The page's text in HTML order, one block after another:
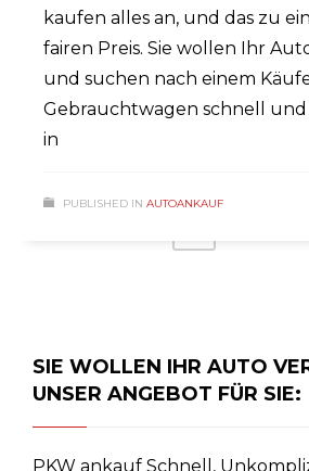
kaufen alles an, und das zu
fairen Preis. Sie wollen Ihr
und suchen nach einem
Gebrauchtwagen schnell
in
PUBLISHED IN AUTOANKAUF
SIE WOLLEN IHR AUTO
UNSER ANGEBOT FÜR SIE:
PKW ankauf Schnell,